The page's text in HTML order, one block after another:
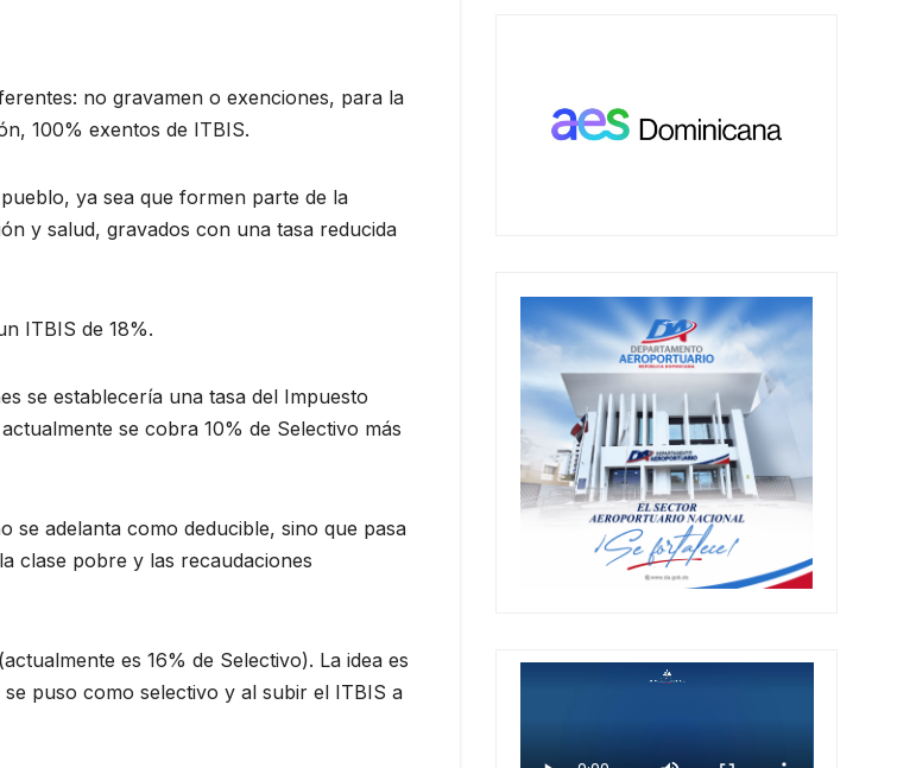
no gravamen o exenciones, para la
100% exentos de ITBIS.
ya sea que formen parte de la
y salud, gravados con una tasa reducida
ITBIS de 18%.
se establecería una tasa del Impuesto
se cobra 10% de Selectivo más
se adelanta como deducible, sino que pasa
clase pobre y las recaudaciones
es 16% de Selectivo). La idea es
puso como selectivo y al subir el ITBIS a